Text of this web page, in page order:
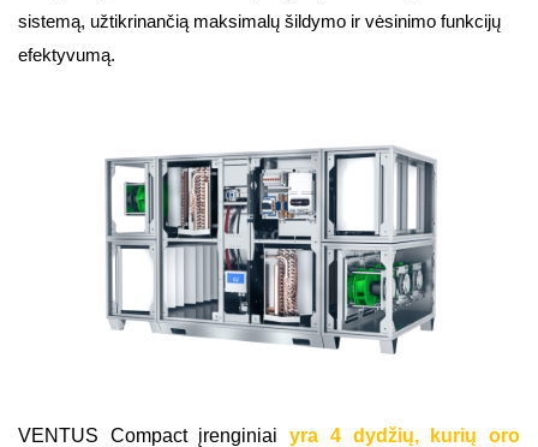
sistemą, užtikrinančią maksimalų šildymo ir vėsinimo funkcijų
efektyvumą.
VENTUS Compact įrenginiaiyra 4 dydžių, kurių oro